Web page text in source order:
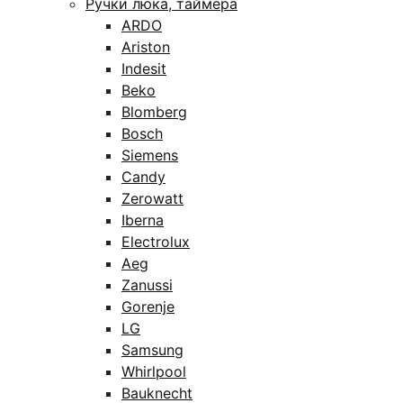
Ручки люка, таймера
ARDO
Ariston
Indesit
Beko
Blomberg
Bosch
Siemens
Candy
Zerowatt
Iberna
Electrolux
Aeg
Zanussi
Gorenje
LG
Samsung
Whirlpool
Bauknecht